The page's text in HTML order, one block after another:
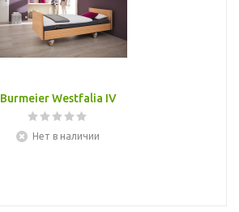
Burmeier Westfalia IV
Нет в наличии